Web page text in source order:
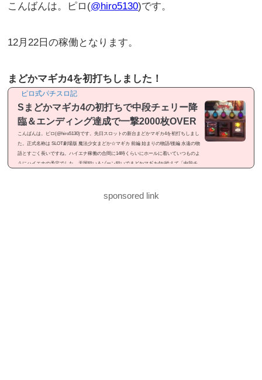
こんばんは。ピロ(@hiro5130)です。
12月22日の稼働となります。
まどかマギカ4を初打ちしました！
ピロ式パチスロ記
Sまどかマギカ4の初打ちで中段チェリー降
臨＆エンディング達成で一撃2000枚OVER
こんばんは。ピロ(@hiro5130)です。先日スロットの新台まどかマギカ4を初打ちしまし
た。正式名称は SLOT劇場版 魔法少女まどか☆マギカ 前編 始まりの物語/後編 永遠の物
語とすごく長いですね。ハイエナ稼働の合間に14時くらいにホールに着いていつものよ
うにハイエナの予定でした。天国狙い＆ゾーン狙いでまどかマギカ4が拾えて「中段チ
sponsored link